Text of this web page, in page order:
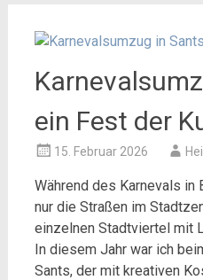
ein Fest der
15. Februar 2026
Während des Karnevals in
nur die Straßen im
einzelnen Stadtviertel mit
In diesem Jahr war ich
Sants, der mit kreativen